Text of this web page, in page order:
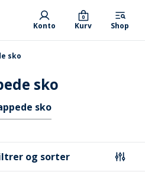
Konto Kurv
0
Shop
sko
sko
sko
og sorter